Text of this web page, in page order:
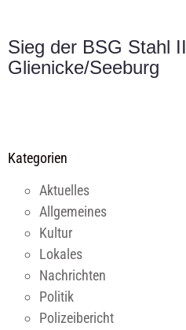
Sieg der BSG Stahl
Glienicke/Seeburg
Kategorien
Aktuelles
Allgemeines
Kultur
Lokales
Nachrichten
Politik
Polizeibericht